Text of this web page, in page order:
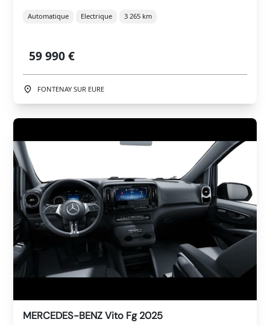
Automatique Electrique 3 265 km
59 990 €
FONTENAY SUR EURE
MERCEDES-BENZ Vito Fg 2025